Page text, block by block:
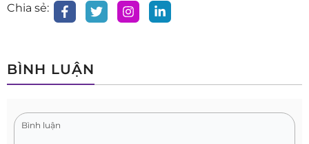
Chia sẻ:
BÌNH LUẬN